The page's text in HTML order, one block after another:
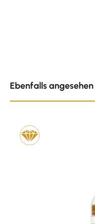
Ebenfalls angesehen